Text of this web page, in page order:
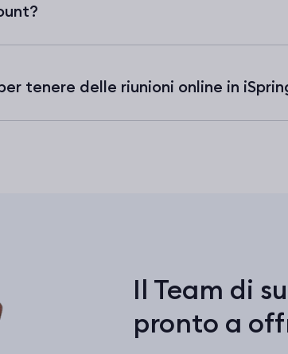
tenere delle riunioni online in
Il Team di
pronto a